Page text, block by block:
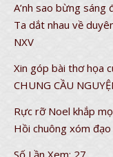
A’nh sao bừng sáng
Ta dắt nhau về
NXV
Xin góp bài thơ họa
CHUNG CẦU
Rực rỡ Noel khắp
Hồi chuông xóm
Số Lần Xem: 27